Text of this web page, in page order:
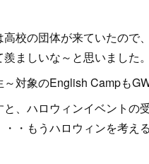
高校の団体が来ていたので
羨ましいな～と思いました。
～対象のEnglish Campも
と、ハロウィンイベントの
・・もうハロウィンを考え